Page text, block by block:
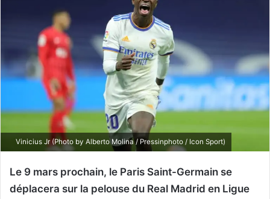
Vinicius Jr (Photo by Alberto Molina / Pressinphoto / Icon Sport)
Le 9 mars prochain, le Paris Saint-Germain se
déplacera sur la pelouse du Real Madrid en Ligue